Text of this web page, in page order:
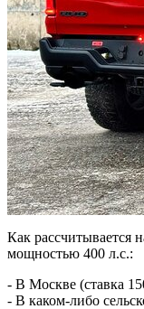
Как рассчитывается
мощностью 400 л.с.:
- В Москве (ставка
- В каком-либо